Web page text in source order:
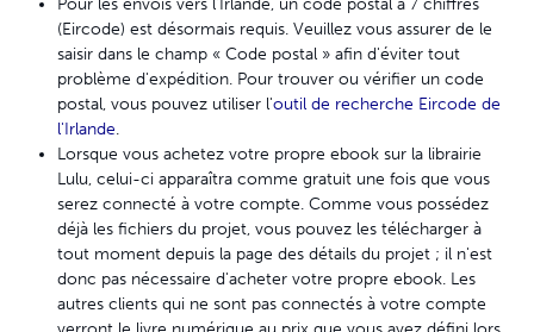
(Eircode) est désormais requis. Veuillez vous assurer de le
saisir dans le champ « Code postal » afin d'éviter tout
problème d'expédition. Pour trouver ou vérifier un code
postal, vous pouvez utiliser l'outil de recherche Eircode de
l'Irlande.
Lorsque vous achetez votre propre ebook sur la librairie
Lulu, celui-ci apparaîtra comme gratuit une fois que vous
serez connecté à votre compte. Comme vous possédez
déjà les fichiers du projet, vous pouvez les télécharger à
tout moment depuis la page des détails du projet ; il n'est
donc pas nécessaire d'acheter votre propre ebook. Les
autres clients qui ne sont pas connectés à votre compte